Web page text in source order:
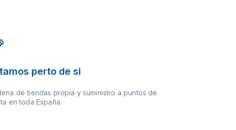
perto de si
de tiendas propia y suministro a puntos de
en toda España.